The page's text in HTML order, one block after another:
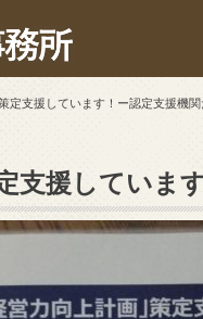
定支援しています！ー認定支援機
支援してい